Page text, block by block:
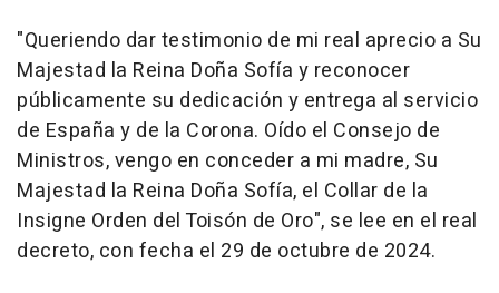
"Queriendo dar testimonio de mi real aprecio a Su
Majestad la Reina Doña Sofía y reconocer
públicamente su dedicación y entrega al servicio
de España y de la Corona. Oído el Consejo de
Ministros, vengo en conceder a mi madre, Su
Majestad la Reina Doña Sofía, el Collar de la
Insigne Orden del Toisón de Oro", se lee en el real
decreto, con fecha el 29 de octubre de 2024.